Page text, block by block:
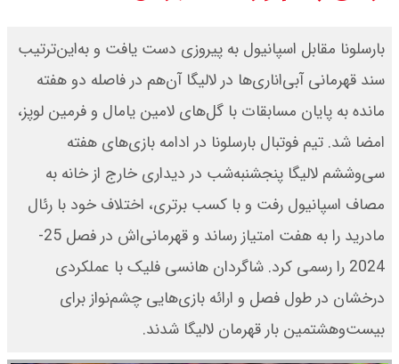
شنبه ۱۷ مرداد ۱۴۰۵ / قیمت دنا چند ؟
+ جدول
آغاز شد / خرید کوییک با پیش
پرداخت ۵۰۰ میلیون تومان + لینک
شاخص بورس امروز شنبه ۱۷ مرداد
۱۴۰۵ / شاخص افزایشی شد + تحلیل
بارسلونا مقابل اسپانیول به پیروزی دست یافت و به‌این‌ترتیب
سند قهرمانی آبی‌اناری‌ها در لالیگا آن‌هم در فاصله دو هفته
مانده به پایان مسابقات با گل‌های لامین یامال و فرمین لوپز،
امضا شد. تیم فوتبال بارسلونا در ادامه بازی‌های هفته
سی‌وششم لالیگا پنجشنبه‌شب در دیداری خارج از خانه به
مصاف اسپانیول رفت و با کسب برتری، اختلاف خود با رئال
مادرید را به هفت امتیاز رساند و قهرمانی‌اش در فصل 25-
2024 را رسمی کرد. شاگردان هانسی فلیک با عملکردی
درخشان در طول فصل و ارائه بازی‌هایی چشم‌نواز برای
بیست‌وهشتمین بار قهرمان لالیگا شدند.